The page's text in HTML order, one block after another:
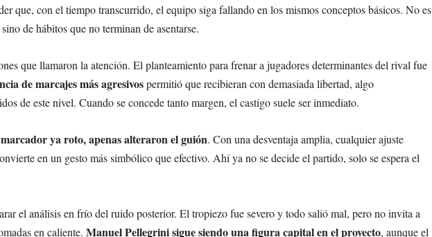
que, con el tiempo transcurrido, el equipo siga fallando en los mismos conceptos básicos. No es
de hábitos que no terminan de asentarse.
que llamaron la atención. El planteamiento para frenar a jugadores determinantes del rival fue
de marcajes más agresivospermitió que recibieran con demasiada libertad, algo
de este nivel. Cuando se concede tanto margen, el castigo suele ser inmediato.
ya roto, apenas alteraron el guión. Con una desventaja amplia, cualquier ajuste
en un gesto más simbólico que efectivo. Ahí ya no se decide el partido, solo se espera el
el análisis en frío del ruido posterior. El tropiezo fue severo y todo salió mal, pero no invita a
en caliente. Manuel Pellegrini sigue siendo una figura capital en el proyecto, aunque el